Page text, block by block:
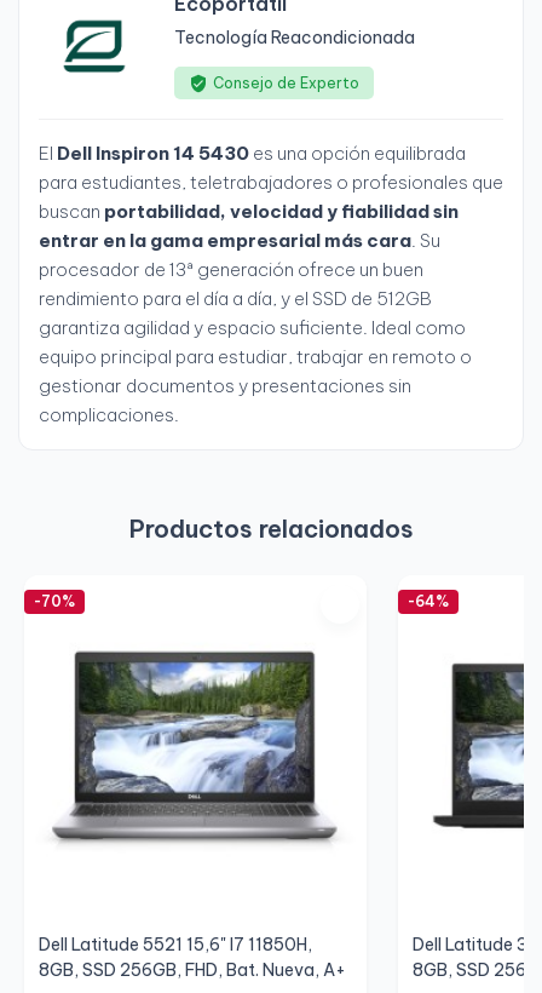
Tecnología Reacondicionada
Consejo de Experto
El Dell Inspiron 14 5430 es una opción equilibrada
para estudiantes, teletrabajadores o profesionales que
buscan portabilidad, velocidad y fiabilidad sin
entrar en la gama empresarial más cara. Su
procesador de 13ª generación ofrece un buen
rendimiento para el día a día, y el SSD de 512GB
garantiza agilidad y espacio suficiente. Ideal como
equipo principal para estudiar, trabajar en remoto o
gestionar documentos y presentaciones sin
complicaciones.
Productos relacionados
-70%
Dell Latitude 5521 15,6" I7 11850H,
8GB, SSD 256GB, FHD, Bat. Nueva, A+
-64%
Dell Latitude
8GB, SSD